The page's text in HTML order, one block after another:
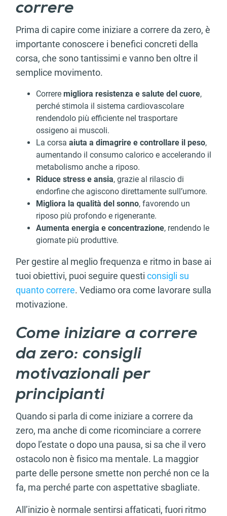
correre
Prima di capire come iniziare a correre da zero, è
importante conoscere i benefici concreti della
corsa, che sono tantissimi e vanno ben oltre il
semplice movimento.
Correre migliora resistenza e salute del cuore,
perché stimola il sistema cardiovascolare
rendendolo più efficiente nel trasportare
ossigeno ai muscoli.
La corsa aiuta a dimagrire e controllare il peso,
aumentando il consumo calorico e accelerando il
metabolismo anche a riposo.
Riduce stress e ansia, grazie al rilascio di
endorfine che agiscono direttamente sull’umore.
Migliora la qualità del sonno, favorendo un
riposo più profondo e rigenerante.
Aumenta energia e concentrazione, rendendo le
giornate più produttive.
Per gestire al meglio frequenza e ritmo in base ai
tuoi obiettivi, puoi seguire questi consigli su
quanto correre. Vediamo ora come lavorare sulla
motivazione.
Come iniziare a correre
da zero: consigli
motivazionali per
principianti
Quando si parla di come iniziare a correre da
zero, ma anche di come ricominciare a correre
dopo l’estate o dopo una pausa, si sa che il vero
ostacolo non è fisico ma mentale. La maggior
parte delle persone smette non perché non ce la
fa, ma perché parte con aspettative sbagliate.
All’inizio è normale sentirsi affaticati, fuori ritmo